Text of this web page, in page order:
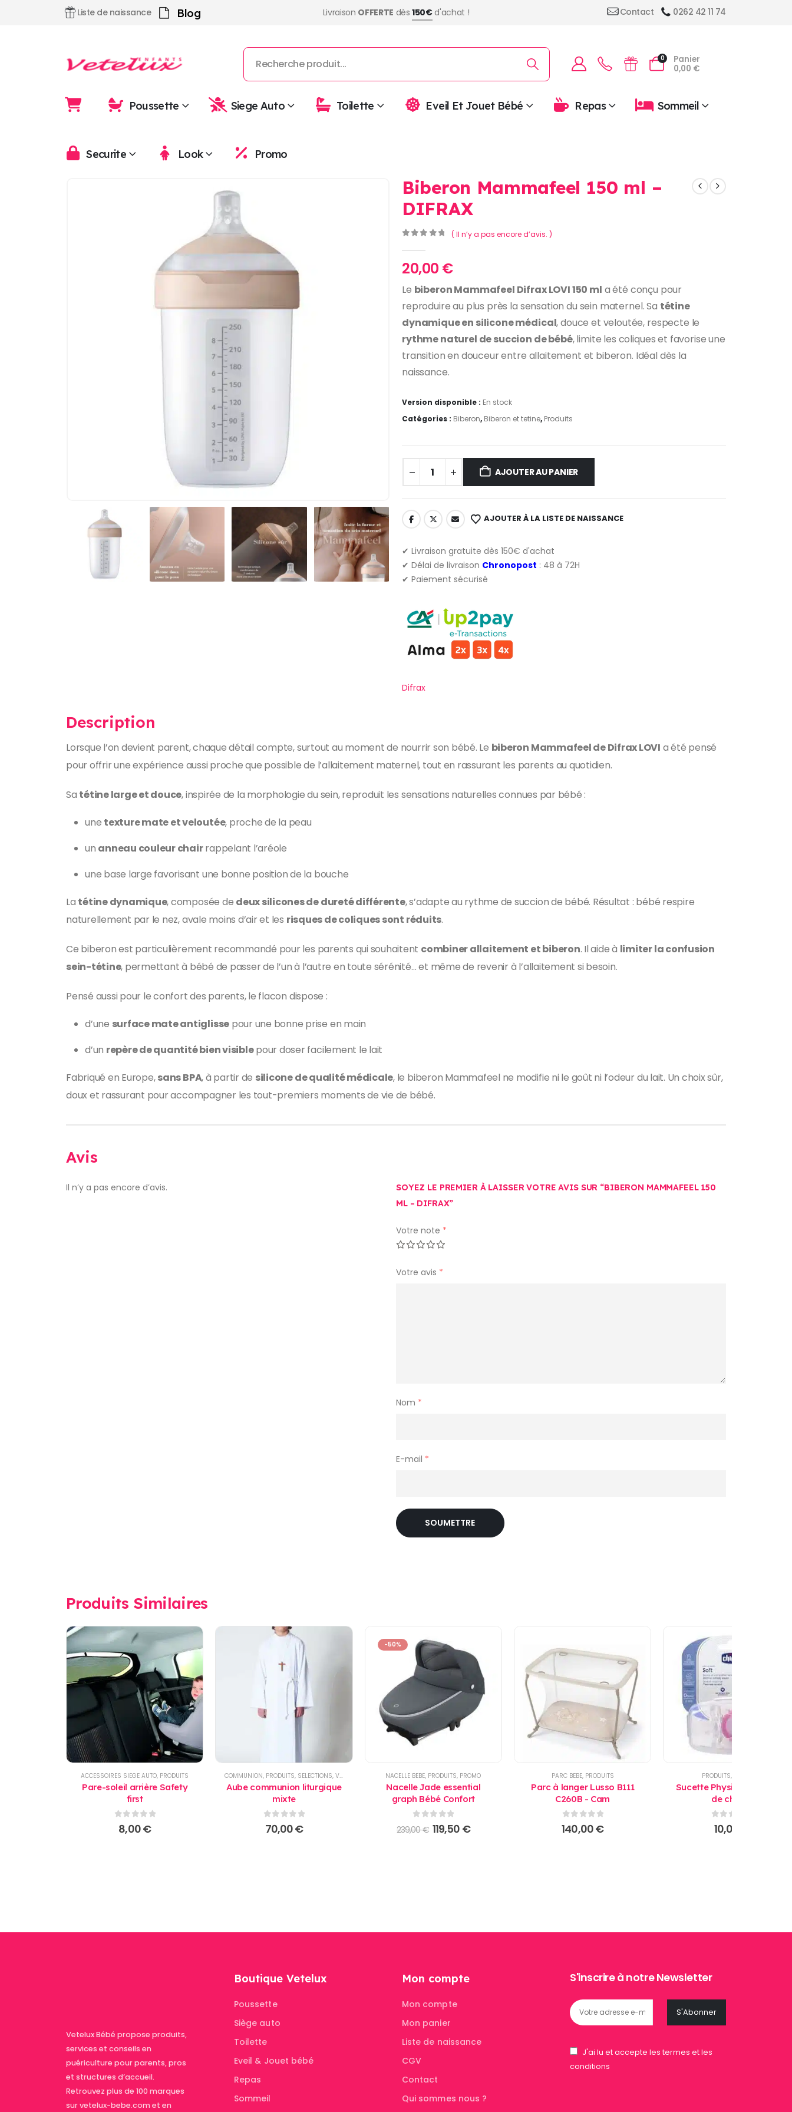
Liste de naissance Blog Livraison OFFERTE dès150€d'achat ! Contact 0262 42 11 74
0
Panier
0,00 €
Poussette Siege Auto Toilette Eveil Et Jouet Bébé Repas Sommeil
Securite Look Promo
Biberon Mammafeel 150 ml –
DIFRAX
( Il n’y a pas encore d’avis. )
20,00 €
Le biberon Mammafeel Difrax LOVI 150 ml a été conçu pour
reproduire au plus près la sensation du sein maternel. Sa tétine
dynamique en silicone médical, douce et veloutée, respecte le
rythme naturel de succion de bébé, limite les coliques et favorise une
transition en douceur entre allaitement et biberon. Idéal dès la
naissance.
Version disponible : En stock
Catégories : Biberon, Biberon et tetine, Produits
AJOUTER AU PANIER
AJOUTER À LA LISTE DE NAISSANCE
✔ Livraison gratuite dès 150€ d'achat
✔ Délai de livraison Chronopost : 48 à 72H
✔ Paiement sécurisé
Difrax
Description
Lorsque l’on devient parent, chaque détail compte, surtout au moment de nourrir son bébé. Le biberon Mammafeel de Difrax LOVI a été pensé
pour offrir une expérience aussi proche que possible de l’allaitement maternel, tout en rassurant les parents au quotidien.
Sa tétine large et douce, inspirée de la morphologie du sein, reproduit les sensations naturelles connues par bébé :
une texture mate et veloutée, proche de la peau
un anneau couleur chairrappelant l’aréole
une base large favorisant une bonne position de la bouche
La tétine dynamique, composée de deux silicones de dureté différente, s’adapte au rythme de succion de bébé. Résultat : bébé respire
naturellement par le nez, avale moins d’air et les risques de coliques sont réduits.
Ce biberon est particulièrement recommandé pour les parents qui souhaitent combiner allaitement et biberon. Il aide à limiter la confusion
sein-tétine, permettant à bébé de passer de l’un à l’autre en toute sérénité… et même de revenir à l’allaitement si besoin.
Pensé aussi pour le confort des parents, le flacon dispose :
d’une surface mate antiglisse pour une bonne prise en main
d’un repère de quantité bien visiblepour doser facilement le lait
Fabriqué en Europe,sans BPA, à partir de silicone de qualité médicale, le biberon Mammafeel ne modifie ni le goût ni l’odeur du lait. Un choix sûr,
doux et rassurant pour accompagner les tout-premiers moments de vie de bébé.
Avis
Il n’y a pas encore d’avis.
SOYEZ LE PREMIER À LAISSER VOTRE AVIS SUR “BIBERON MAMMAFEEL 150
ML – DIFRAX”
Votre note *
Votre avis *
Nom *
E-mail *
Produits Similaires
ACCESSOIRES SIEGE AUTO, PRODUITS
Pare-soleil arrière Safety
first
0sur 5
8,00€
COMMUNION, PRODUITS, SELECTIONS,VÊTEMENT ENFANTS
Aube communion liturgique
mixte
0sur 5
70,00€
-50%
NACELLE BEBE, PRODUITS, PROMO
Nacelle Jade essential
graph Bébé Confort
sur 5
239,00€ Le
prix
119,50 €Le
PARC BEBE, PRODUITS
Parc à langer Lusso B111
C260B - Cam
0 sur 5
140,00€
PRODUITS,
Sucette Physio Soft 6-12 M
de chicco
0sur 5
10,00
Vetelux Bébé propose produits,
services et conseils en
puériculture pour parents, pros
et structures d’accueil.
Retrouvez plus de 100 marques
sur vetelux-bebe.com et en
Boutique Vetelux
Poussette
Siège auto
Toilette
Eveil & Jouet bébé
Repas
Sommeil
Mon compte
Mon compte
Mon panier
Liste de naissance
CGV
Contact
Qui sommes nous ?
S'inscrire à notre Newsletter
J'ai lu et accepte les termes et les
conditions